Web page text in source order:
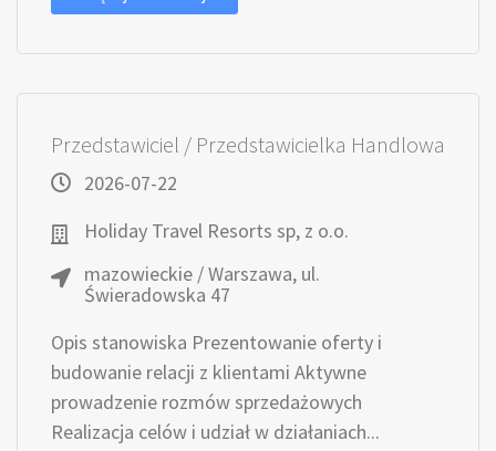
Przedstawiciel / Przedstawicielka Handlowa
2026-07-22
Holiday Travel Resorts sp, z o.o.
mazowieckie / Warszawa, ul.
Świeradowska 47
Opis stanowiska Prezentowanie oferty i
budowanie relacji z klientami Aktywne
prowadzenie rozmów sprzedażowych
Realizacja celów i udział w działaniach...